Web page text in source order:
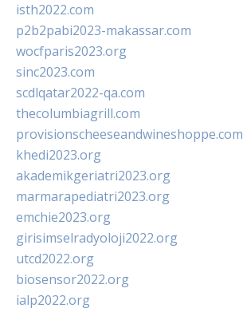
isth2022.com
p2b2pabi2023-makassar.com
wocfparis2023.org
sinc2023.com
scdlqatar2022-qa.com
thecolumbiagrill.com
provisionscheeseandwineshoppe.com
khedi2023.org
akademikgeriatri2023.org
marmarapediatri2023.org
emchie2023.org
girisimselradyoloji2022.org
utcd2022.org
biosensor2022.org
ialp2022.org